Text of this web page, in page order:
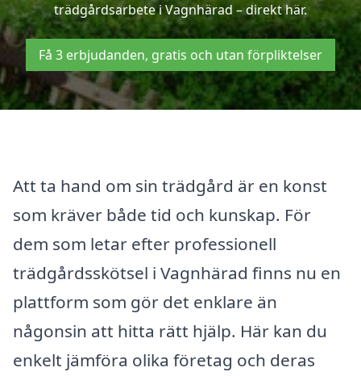
trädgårdsarbete i Vagnhärad – direkt här.
Få 3 erbjudanden, gratis och utan förpliktelser
Att ta hand om sin trädgård är en konst
som kräver både tid och kunskap. För
dem som letar efter professionell
trädgårdsskötsel i Vagnhärad finns nu en
plattform som gör det enklare än
någonsin att hitta rätt hjälp. Här kan du
enkelt jämföra olika företag och deras